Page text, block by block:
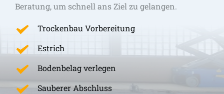
Beratung, um schnell ans Ziel zu gelangen.
Trockenbau Vorbereitung
Estrich
Bodenbelag verlegen
Sauberer Abschluss